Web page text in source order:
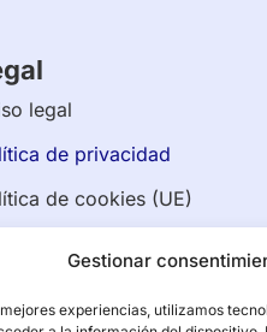
Gestionar
experiencias, utilizamos
legal
de privacidad
de cookies (UE)